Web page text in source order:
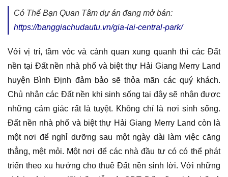
Có Thể Bạn Quan Tâm dự án đang mở bán:
https://banggiachudautu.vn/gia-lai-central-park/
Với vị trí, tầm vóc và cảnh quan xung quanh thì các Đất
nền tại Đất nền nhà phố và biệt thự Hải Giang Merry Land
huyện Bình Định đảm bảo sẽ thỏa mãn các quý khách.
Chủ nhân các Đất nền khi sinh sống tại đây sẽ nhận được
những cảm giác rất là tuyệt. Không chỉ là nơi sinh sống.
Đất nền nhà phố và biệt thự Hải Giang Merry Land còn là
một nơi để nghỉ dưỡng sau một ngày dài làm việc căng
thẳng, mệt mỏi. Một nơi để các nhà đầu tư có có thể phát
triển theo xu hướng cho thuê Đất nền sinh lời. Với những